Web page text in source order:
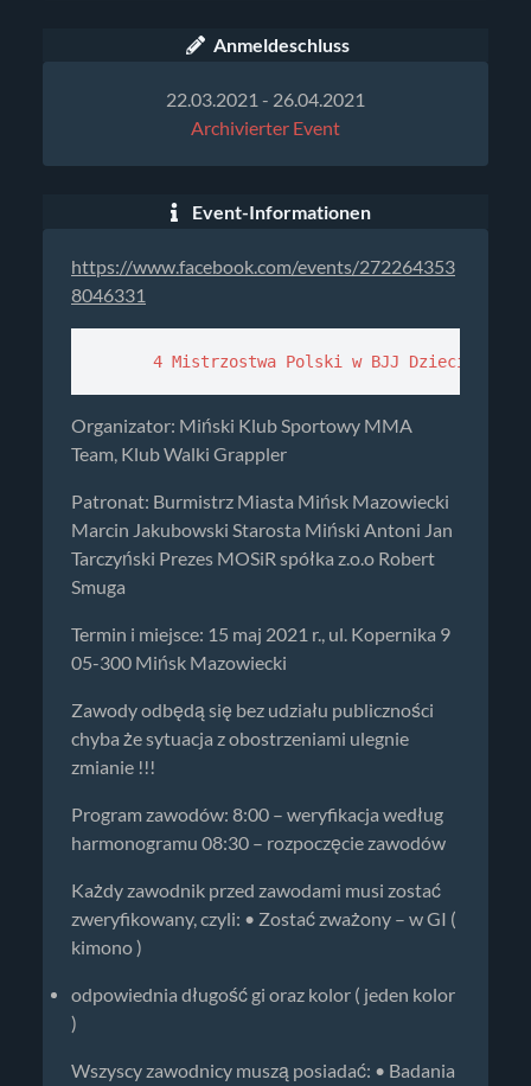
Anmeldeschluss
22.03.2021 - 26.04.2021
Archivierter Event
Event-Informationen
https://www.facebook.com/events/272264353
8046331
4 Mistrzostwa Polski w BJJ Dzieci i
Organizator: Miński Klub Sportowy MMA
Team, Klub Walki Grappler
Patronat: Burmistrz Miasta Mińsk Mazowiecki
Marcin Jakubowski Starosta Miński Antoni Jan
Tarczyński Prezes MOSiR spółka z.o.o Robert
Smuga
Termin i miejsce: 15 maj 2021 r., ul. Kopernika 9
05-300 Mińsk Mazowiecki
Zawody odbędą się bez udziału publiczności
chyba że sytuacja z obostrzeniami ulegnie
zmianie !!!
Program zawodów: 8:00 – weryfikacja według
harmonogramu 08:30 – rozpoczęcie zawodów
Każdy zawodnik przed zawodami musi zostać
zweryfikowany, czyli: • Zostać zważony – w GI (
kimono )
odpowiednia długość gi oraz kolor ( jeden kolor
)
Wszyscy zawodnicy muszą posiadać: • Badania